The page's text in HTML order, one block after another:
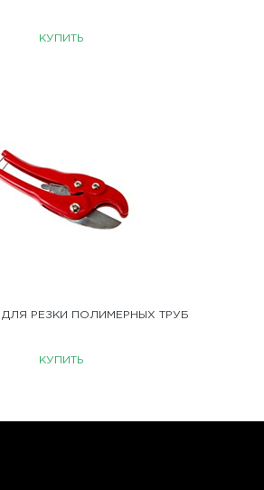
КУПИТЬ
РЕЗКИ ПОЛИМЕРНЫХ ТРУБ
КУПИТЬ